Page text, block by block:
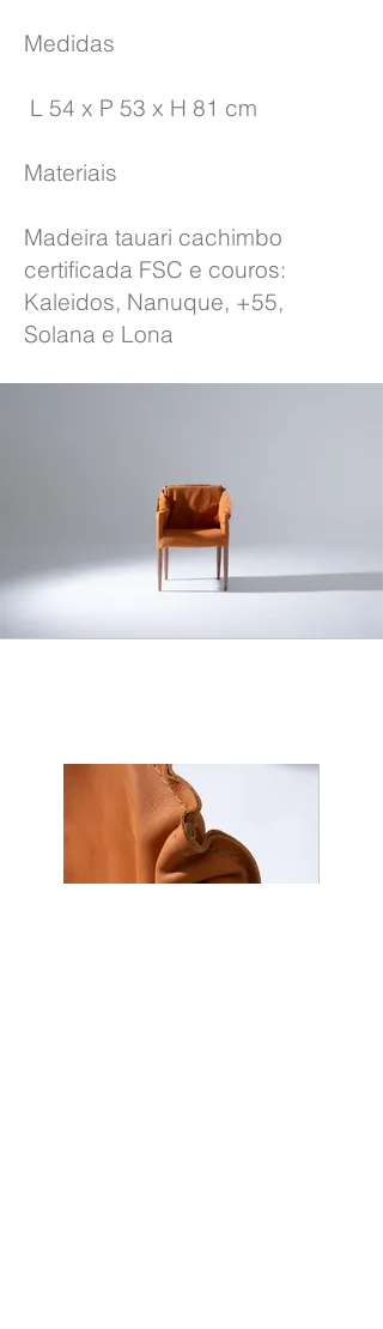
Medidas
L 54 x P 53 x H 81 cm
Materiais
Madeira tauari cachimbo
certificada FSC e couros:
Kaleidos, Nanuque, +55,
Solana e Lona